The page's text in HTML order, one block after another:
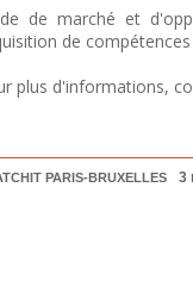
de marché et
de
plus d'informations,
PARIS-BRUXELLES 3